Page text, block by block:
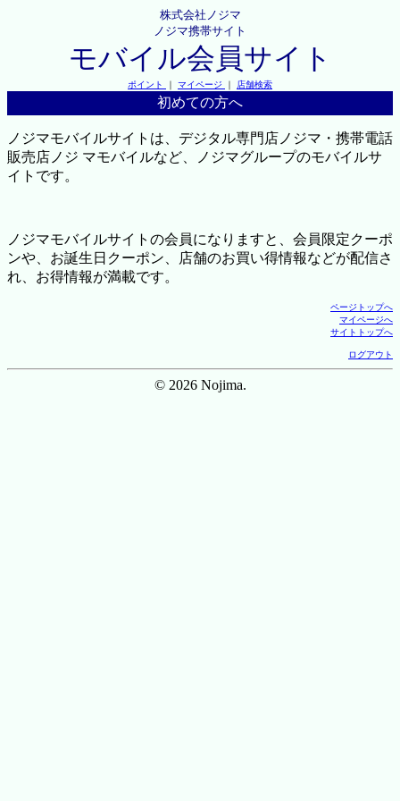
株式会社ノジマ
ノジマ携帯サイト
モバイル会員サイト
ポイント ｜ マイページ ｜ 店舗検索
初めての方へ
ノジマモバイルサイトは、デジタル専門店ノジマ・携帯電話
販売店ノジ マモバイルなど、ノジマグループのモバイルサ
イトです。
ノジマモバイルサイトの会員になりますと、会員限定クーポ
ンや、お誕生日クーポン、店舗のお買い得情報などが配信さ
れ、お得情報が満載です。
ページトップへ
マイページへ
サイトトップへ
ログアウト
© 2026 Nojima.